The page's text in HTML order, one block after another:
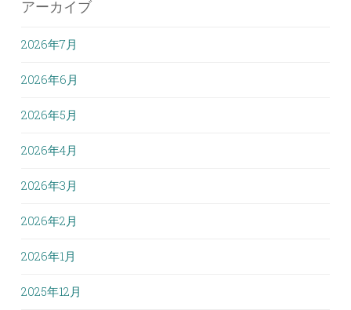
アーカイブ
2026年7月
2026年6月
2026年5月
2026年4月
2026年3月
2026年2月
2026年1月
2025年12月